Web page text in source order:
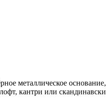
металлическое
кантри или